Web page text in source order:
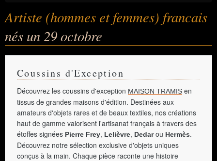
Artiste (hommes et femmes) francais
nés un 29 octobre
Coussins d'Exception
Découvrez les coussins d'exception MAISON TRAMIS en
tissus de grandes maisons d'édition. Destinées aux
amateurs d'objets rares et de beaux textiles, nos créations
haut de gamme valorisent l'artisanat français à travers des
étoffes signées Pierre Frey, Lelièvre, Dedarou Hermès.
Découvrez notre sélection exclusive d'objets uniques
conçus à la main. Chaque pièce raconte une histoire